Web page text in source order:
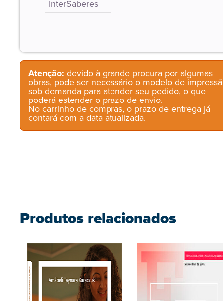
InterSaberes
Atenção: devido à grande procura por algumas
obras, pode ser necessário o modelo de
sob demanda para atender seu pedido, o que
poderá estender o prazo de envio.
No carrinho de compras, o prazo de entrega já
contará com a data atualizada.
Produtos relacionados